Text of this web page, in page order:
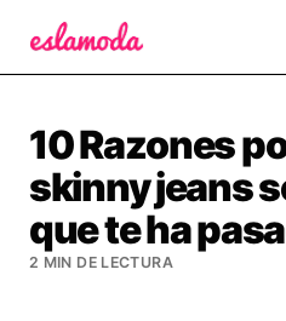
10 Razones
skinny jeans
que te ha
2 MIN DE LECTURA